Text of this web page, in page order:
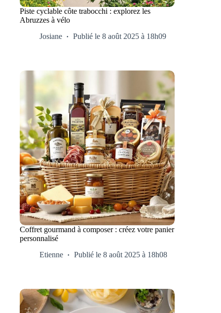
Piste cyclable côte trabocchi : explorez les
Abruzzes à vélo
Josiane
Publié le 8 août 2025 à 18h09
Coffret gourmand à composer : créez votre panier
personnalisé
Etienne
Publié le 8 août 2025 à 18h08